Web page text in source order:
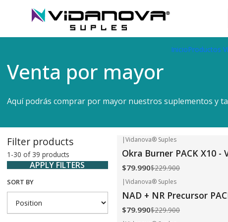
InicioProductos
Venta por mayor
Venta por mayor
Aquí podrás comprar por mayor nuestros suplementos y
Filter products
1-30 of 39 products
APPLY FILTERS
SORT BY
|Vidanova® Suples
Okra Burner PACK X10 -
$79.990$229.900
|Vidanova® Suples
NAD + NR Precursor
$79.990$229.900